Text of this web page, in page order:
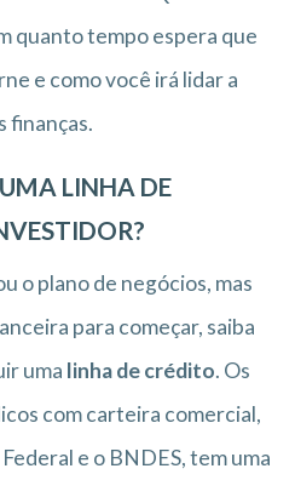
quanto tempo espera que
e como você irá lidar a
finanças.
LINHA DE
o plano de negócios, mas
para começar, saiba
uma linha de crédito. Os
com carteira comercial,
e o BNDES, tem uma